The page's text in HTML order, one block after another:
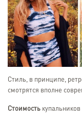
Стиль, в принципе,
смотрятся вполне
Стоимость